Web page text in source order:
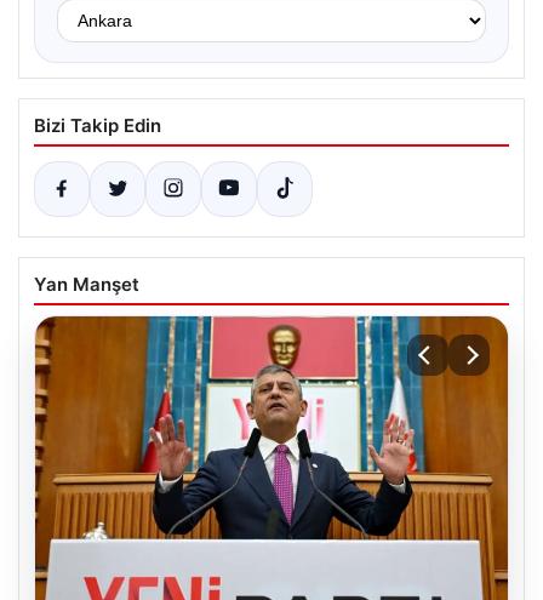
Bizi Takip Edin
Yan Manşet